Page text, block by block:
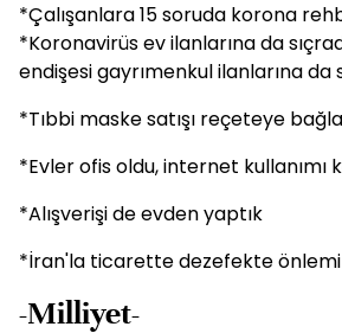
*Çalışanlara 15 soruda korona
*Koronavirüs ev ilanlarına da
endişesi gayrımenkul ilanlarına da
*Tıbbi maske satışı reçeteye
*Evler ofis oldu, internet kullanımı
*Alışverişi de evden yaptık
*İran'la ticarette dezefekte önlemi
-Milliyet-